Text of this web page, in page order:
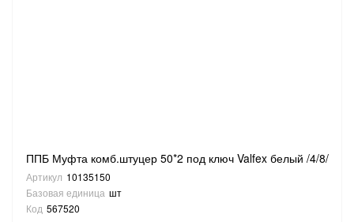
ППБ Муфта комб.штуцер 50*2 под ключ Valfex белый /4/8/
Артикул 10135150
Базовая единица шт
Код 567520